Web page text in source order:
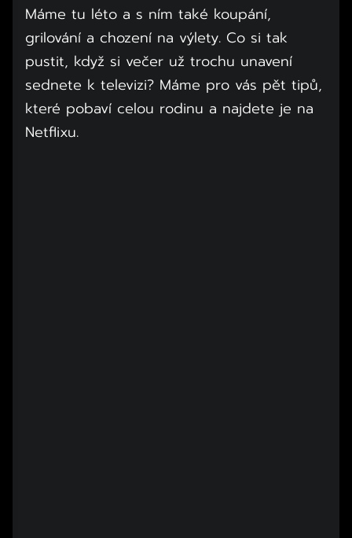
Máme tu léto a s ním také koupání,
grilování a chození na výlety. Co si tak
pustit, když si večer už trochu unavení
sednete k televizi? Máme pro vás pět tipů,
které pobaví celou rodinu a najdete je na
Netflixu.